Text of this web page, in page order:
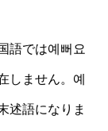
語では예뻐요
しません。예
述語になりま